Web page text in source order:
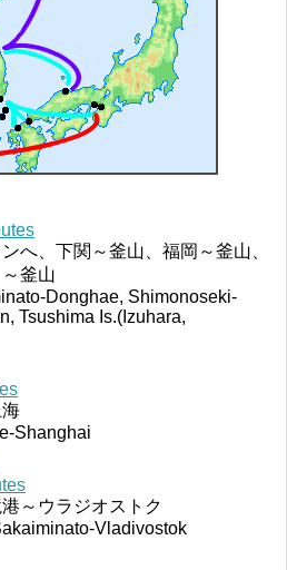
へ、下関～釜山、福岡～釜山、
釜山
Donghae, Shimonoseki-
Tsushima Is.(Izuhara,
Shanghai
～ウラジオストク
Vladivostok